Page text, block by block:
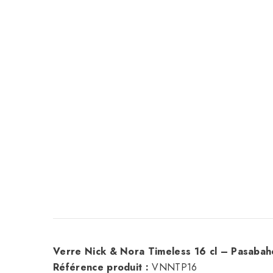
Verre Nick & Nora Timeless 16 cl –
Référence produit : VNNTP16